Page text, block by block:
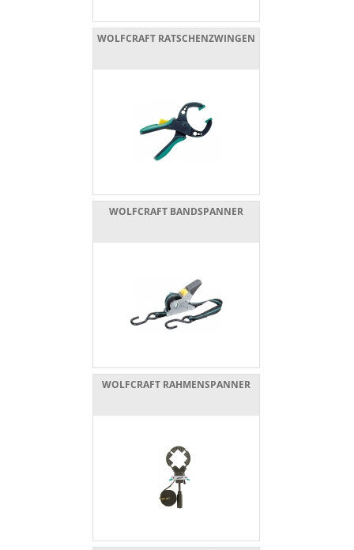
WOLFCRAFT RATSCHENZWINGEN
WOLFCRAFT BANDSPANNER
WOLFCRAFT RAHMENSPANNER